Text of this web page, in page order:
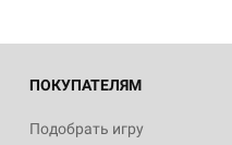
ПОКУПАТЕЛЯМ
Подобрать игру